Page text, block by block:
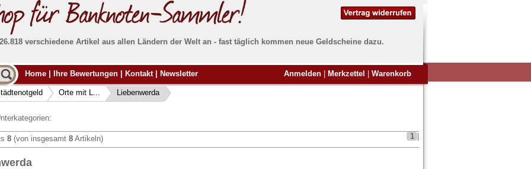
verschiedene Artikel aus allen Ländern der Welt an - fast täglich kommen neue Geldscheine dazu.
Alle Lieferungen, auch ins Ausland, werden
von uns voll versichert. Sie habenkein Risiko
falls die Sendung verloren geht oder beschädigt
wird.
Absolute Zuverlässigkeit:
Banknoten
Möchten Sie Banknoten
verkaufen?
Siehier.
Home Ihre Bewertungen Kontakt Newsletter Anmelden Merkzettel Warenkorb
Orte mit L... Liebenwerda
8 (von insgesamt 8 Artikeln) 1